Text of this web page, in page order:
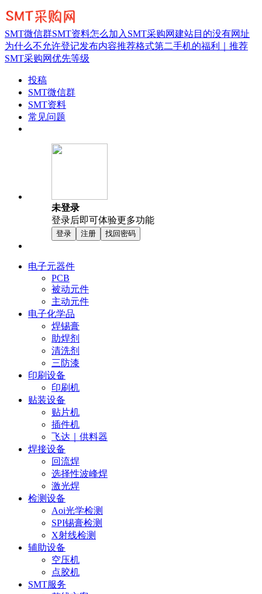
SMT微信群SMT资料怎么加入SMT采购网建站目的没有网址
为什么不允许登记发布内容推荐格式第二手机的福利｜推荐
SMT采购网优先等级
投稿
SMT微信群
SMT资料
常见问题
未登录
登录后即可体验更多功能
登录 注册 找回密码
电子元器件
PCB
被动元件
主动元件
电子化学品
焊锡膏
助焊剂
清洗剂
三防漆
印刷设备
印刷机
贴装设备
贴片机
插件机
飞达｜供料器
焊接设备
回流焊
选择性波峰焊
激光焊
检测设备
Aoi光学检测
SPI锡膏检测
X射线检测
辅助设备
空压机
点胶机
SMT服务